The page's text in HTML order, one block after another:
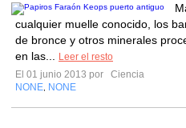
cualquier muelle conocido, los
de bronce y otros minerales
en las...
Leer el resto
El 01 junio 2013 por
Ciencia
NONE NONE